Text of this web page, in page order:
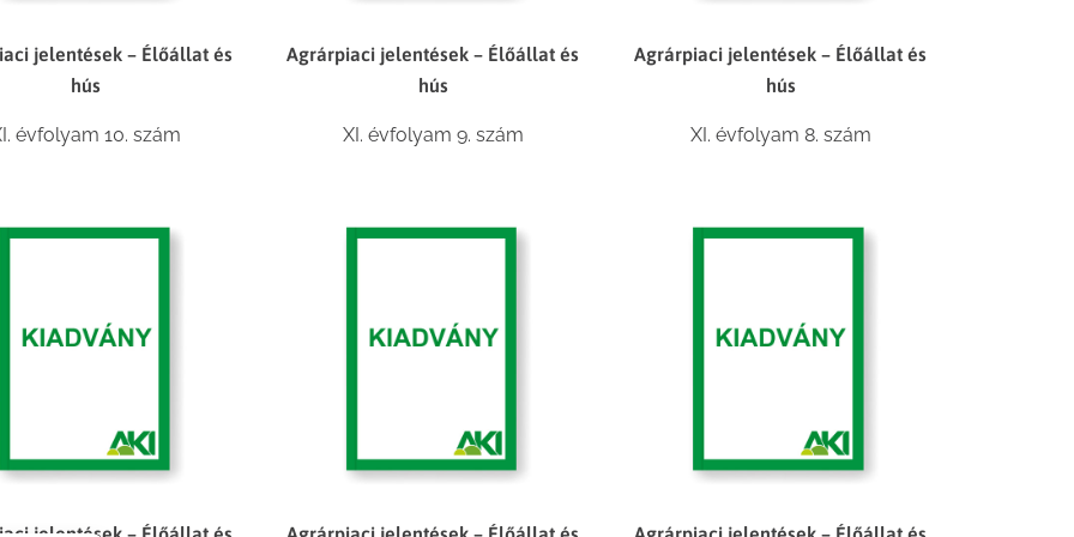
jelentések – Élőállat és
hús
évfolyam 10. szám
Agrárpiaci jelentések – Élőállat és
hús
XI. évfolyam 9. szám
Agrárpiaci jelentések – Élőállat és
hús
XI. évfolyam 8. szám